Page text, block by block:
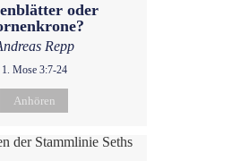
oder
Repp
1. Mose 3:7-24
Anhören